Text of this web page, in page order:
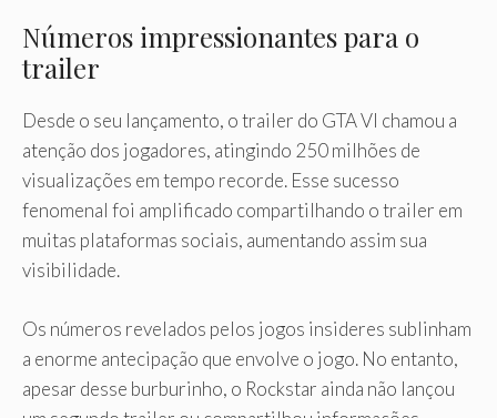
Números impressionantes para o
trailer
Desde o seu lançamento, o trailer do GTA VI chamou a
atenção dos jogadores, atingindo 250 milhões de
visualizações em tempo recorde. Esse sucesso
fenomenal foi amplificado compartilhando o trailer em
muitas plataformas sociais, aumentando assim sua
visibilidade.
Os números revelados pelos jogos insideres sublinham
a enorme antecipação que envolve o jogo. No entanto,
apesar desse burburinho, o Rockstar ainda não lançou